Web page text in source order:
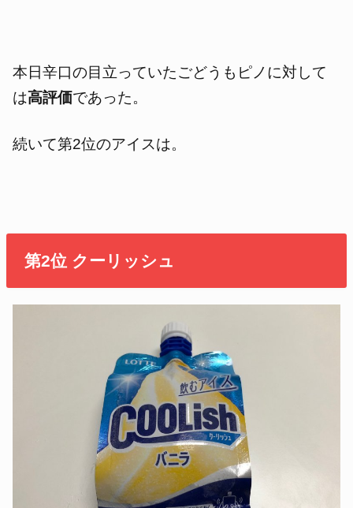
本日辛口の目立っていたごどうもピノに対して
は高評価であった。
続いて第2位のアイスは。
第2位 クーリッシュ